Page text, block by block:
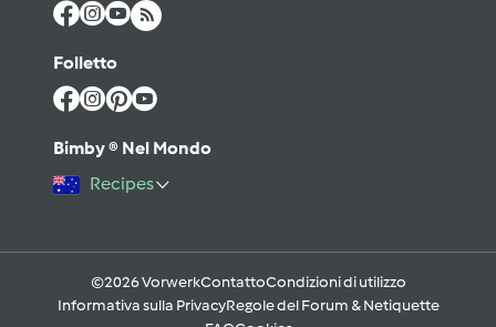
Folletto
Bimby ® Nel Mondo
Recipes
©2026 VorwerkContattoCondizioni di utilizzo
Informativa sulla PrivacyRegole del Forum & Netiquette